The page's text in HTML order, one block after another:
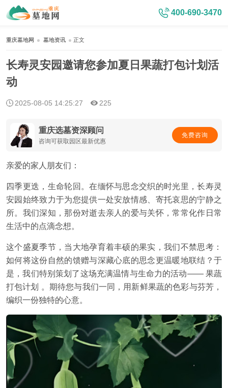
400-690-3470
重庆墓地网 墓地资讯 正文
长寿灵安园邀请您参加夏日果蔬打包计划活
动
2025-08-05 14:25:27 225
重庆选墓资深顾问
咨询可获取园区最新优惠
免费咨询
亲爱的家人朋友们：
四季更迭，生命轮回。在缅怀与思念交织的时光里，长寿灵
安园始终致力于为您提供一处安放情感、寄托哀思的宁静之
所。我们深知，那份对逝去亲人的爱与关怀，常常化作日常
生活中的点滴念想。
这个盛夏季节，当大地孕育着丰硕的果实，我们不禁思考：
如何将这份自然的馈赠与深藏心底的思念更温暖地联结？于
是，我们特别策划了这场充满温情与生命力的活动—— 果蔬
打包计划 。期待您与我们一同，用新鲜果蔬的色彩与芬芳，
编织一份独特的心意。